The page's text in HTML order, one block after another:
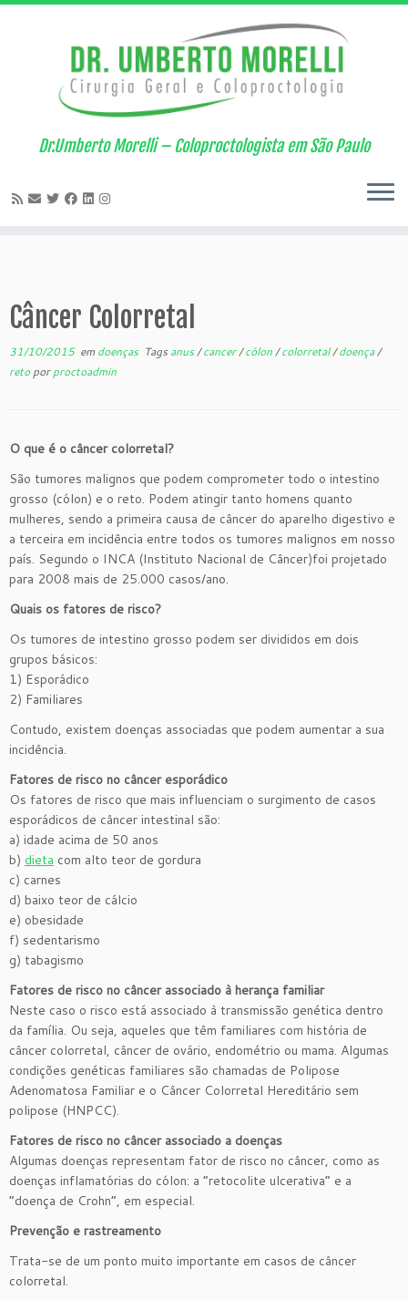
contentDr.Umberto Morelli – Coloproctologista em São Paulo
Câncer Colorretal
31/10/2015em doenças Tags anus/cancer/cólon/colorretal/doença/
retoporproctoadmin
O que é o câncer colorretal?
São tumores malignos que podem comprometer todo o intestino
grosso (cólon) e o reto. Podem atingir tanto homens quanto
mulheres, sendo a primeira causa de câncer do aparelho digestivo e
a terceira em incidência entre todos os tumores malignos em nosso
país. Segundo o INCA (Instituto Nacional de Câncer)foi projetado
para 2008 mais de 25.000 casos/ano.
Quais os fatores de risco?
Os tumores de intestino grosso podem ser divididos em dois
grupos básicos:
1) Esporádico
2) Familiares
Contudo, existem doenças associadas que podem aumentar a sua
incidência.
Fatores de risco no câncer esporádico
Os fatores de risco que mais influenciam o surgimento de casos
esporádicos de câncer intestinal são:
a) idade acima de 50 anos
b) dieta com alto teor de gordura
c) carnes
d) baixo teor de cálcio
e) obesidade
f) sedentarismo
g) tabagismo
Fatores de risco no câncer associado à herança familiar
Neste caso o risco está associado à transmissão genética dentro
da família. Ou seja, aqueles que têm familiares com história de
câncer colorretal, câncer de ovário, endométrio ou mama. Algumas
condições genéticas familiares são chamadas de Polipose
Adenomatosa Familiar e o Câncer Colorretal Hereditário sem
polipose (HNPCC).
Fatores de risco no câncer associado a doenças
Algumas doenças representam fator de risco no câncer, como as
doenças inflamatórias do cólon: a “retocolite ulcerativa” e a
“doença de Crohn”, em especial.
Prevenção e rastreamento
Trata-se de um ponto muito importante em casos de câncer
colorretal.